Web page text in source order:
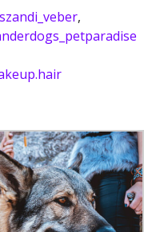
,